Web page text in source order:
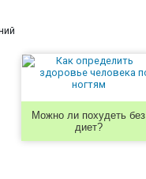
Можно ли похудеть без
диет?